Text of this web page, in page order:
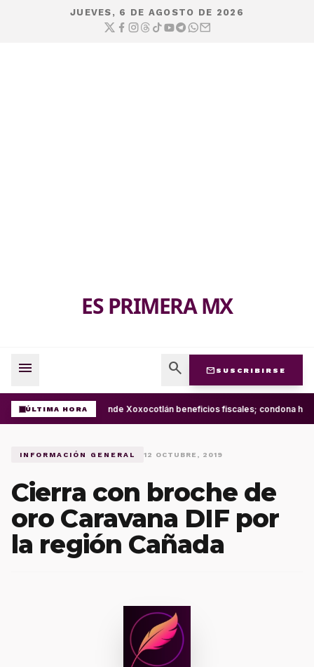
JUEVES, 6 DE AGOSTO DE 2026
ES PRIMERA MX
menu search mail SUSCRIBIRSE
ÚLTIMA HORAExtiende Xoxocotlán beneficios fiscales; condona
INFORMACIÓN GENERAL 12 OCTUBRE, 2019
Cierra con broche de
oro Caravana DIF por
la región Cañada